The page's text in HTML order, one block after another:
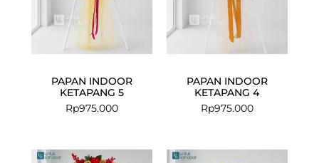
PAPAN INDOOR
KETAPANG 5
Rp975.000
PAPAN INDOOR
KETAPANG 4
Rp975.000